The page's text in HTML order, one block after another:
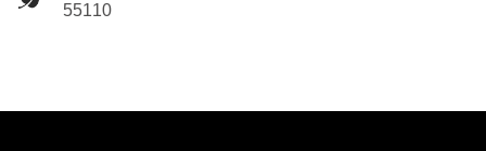
55110